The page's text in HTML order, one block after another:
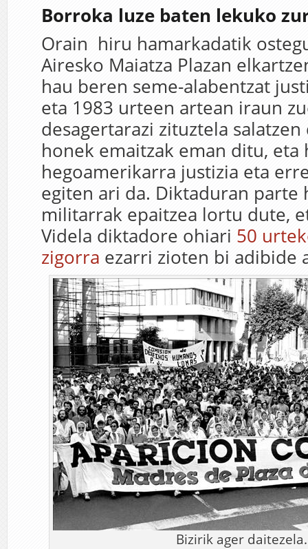
Borroka luze baten lekuko
Orain hiru hamarkadatik
Airesko Maiatza Plazan
hau beren seme-alabentzat
eta 1983 urteen artean iraun
desagertarazi zituztela
honek emaitzak eman ditu, eta
hegoamerikarra justizia eta
egiten ari da. Diktaduran parte
militarrak epaitzea lortu dute,
Videla diktadore ohiari 50
zigorra ezarri zioten bi adibide
Bizirik ager daitezela.